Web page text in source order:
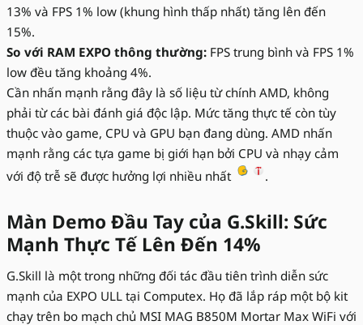
13% và FPS 1% low (khung hình thấp nhất) tăng lên đến
15%.
So với RAM EXPO thông thường: FPS trung bình và FPS 1%
low đều tăng khoảng 4%.
Cần nhấn mạnh rằng đây là số liệu từ chính AMD, không
phải từ các bài đánh giá độc lập. Mức tăng thực tế còn tùy
thuộc vào game, CPU và GPU bạn đang dùng. AMD nhấn
mạnh rằng các tựa game bị giới hạn bởi CPU và nhạy cảm
với độ trễ sẽ được hưởng lợi nhiều nhất
.
Màn Demo Đầu Tay của G.Skill: Sức
Mạnh Thực Tế Lên Đến 14%
G.Skill là một trong những đối tác đầu tiên trình diễn sức
mạnh của EXPO ULL tại Computex. Họ đã lắp ráp một bộ kit
chạy trên bo mạch chủ MSI MAG B850M Mortar Max WiFi với